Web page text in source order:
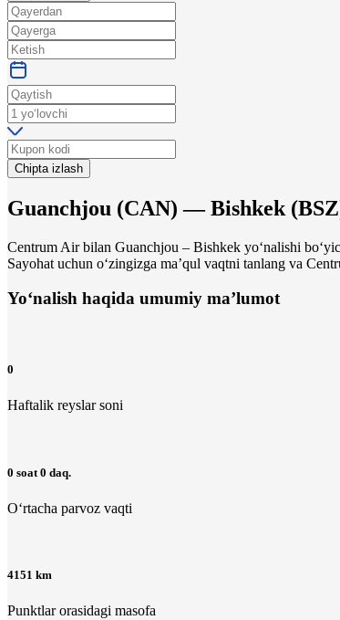
Chipta izlash
Guanchjou (CAN) —Bishkek (BSZ
Centrum Air bilan Guanchjou – Bishkek yo‘nalishi
Sayohat uchun o‘zingizga maʼqul vaqtni tanlang va
Yo‘nalish haqida umumiy ma’lumot
0
Haftalik reyslar soni
0 soat 0 daq.
O‘rtacha parvoz vaqti
4151 km
Punktlar orasidagi masofa